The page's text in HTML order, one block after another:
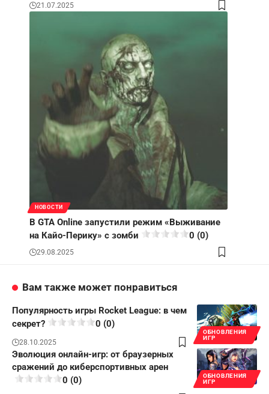
21.07.2025
НОВОСТИ
В GTA Online запустили режим «Выживание
на Кайо-Перику» с зомби
0 (0)
29.08.2025
Вам также может понравиться
ОБНОВЛЕНИЯ
ИГР
Популярность игры Rocket League: в чем
секрет?
0 (0)
28.10.2025
ОБНОВЛЕНИЯ
ИГР
Эволюция онлайн-игр: от браузерных
сражений до киберспортивных арен
0 (0)